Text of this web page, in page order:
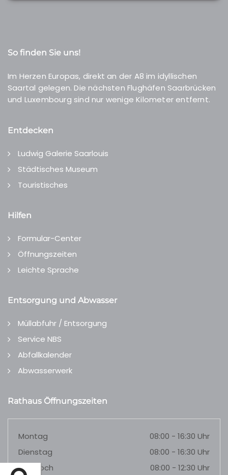
So finden Sie uns!
Im Herzen Europas, direkt an der A8 im idyllischen
Saartal gelegen. Die nächsten Flughäfen Saarbrücken
und Luxembourg sind nur wenige Kilometer entfernt.
Entdecken
Ludwig Galerie Saarlouis
Städtisches Museum
Touristisches
Hilfen
Formular-Center
Öffnungszeiten
Leichte Sprache
Entsorgung und Abwasser
Müllabfuhr / Entsorgung
Service NBS
Abfallkalender
Abwasserwerk
Rathaus Öffnungszeiten
Montag
08:00 - 16:30 Uhr
Dienstag
08:00 - 16:30 Uhr
Mittwoch
08:00 - 12:30 Uhr